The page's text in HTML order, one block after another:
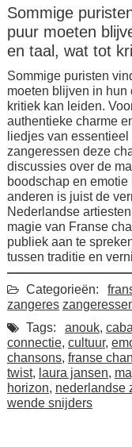
Sommige
puur moeten
en taal, wat tot
Sommige puristen
moeten blijven in hun
kritiek kan leiden.
authentieke charme
liedjes van
zangeressen deze
discussies over de
boodschap en
anderen is juist de
Nederlandse
magie van Franse
publiek aan te
tussen traditie en
Categorieën:
zangeres
Tags:
anouk,
connectie, cultuur,
chansons, franse
twist, laura jansen,
horizon, nederlandse
wende snijders